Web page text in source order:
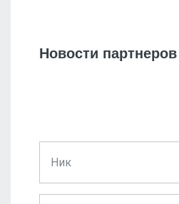
Новости партнеров